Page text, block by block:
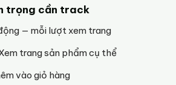
trọng cần track
— mỗi lượt xem trang
trang sản phẩm cụ thể
vào giỏ hàng